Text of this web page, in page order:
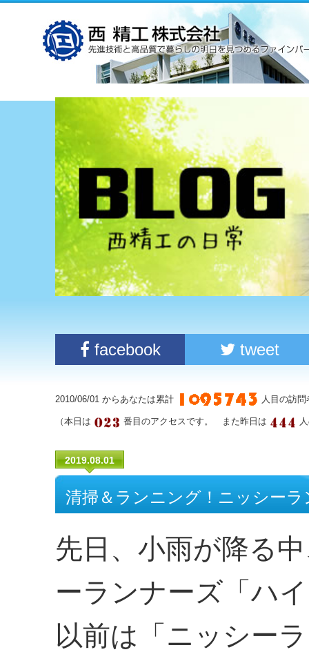
facebook tweet
2010/06/01 からあなたは累計 人目の訪
（本日は 番目のアクセスです。 また昨日は
2019.08.01
清掃＆ランニング！ニッシー
先日、小雨が降る
ーランナーズ「ハ
以前は「ニッシー